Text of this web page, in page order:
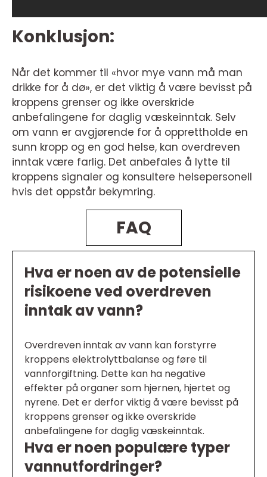
Konklusjon:
Når det kommer til «hvor mye vann må man
drikke for å dø», er det viktig å være bevisst på
kroppens grenser og ikke overskride
anbefalingene for daglig væskeinntak. Selv
om vann er avgjørende for å opprettholde en
sunn kropp og en god helse, kan overdreven
inntak være farlig. Det anbefales å lytte til
kroppens signaler og konsultere helsepersonell
hvis det oppstår bekymring.
FAQ
Hva er noen av de potensielle
risikoene ved overdreven
inntak av vann?
Overdreven inntak av vann kan forstyrre
kroppens elektrolyttbalanse og føre til
vannforgiftning. Dette kan ha negative
effekter på organer som hjernen, hjertet og
nyrene. Det er derfor viktig å være bevisst på
kroppens grenser og ikke overskride
anbefalingene for daglig væskeinntak.
Hva er noen populære typer
vannutfordringer?